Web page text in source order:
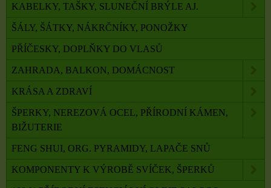
KABELKY, TAŠKY, SLUNEČNÍ BRÝLE AJ.
ŠÁLY, ŠÁTKY, NÁKRČNÍKY, PONOŽKY
PŘÍČESKY, DOPLŇKY DO VLASŮ
ZAHRADA, BALKON, DOMÁCNOST
KRÁSA A ZDRAVÍ
ŠPERKY, NEREZOVÁ OCEL, PŘÍRODNÍ KÁMEN,
BIŽUTERIE
FENG SHUI, ORG. PYRAMIDY, LAPAČE SNŮ
KOMPONENTY K VÝROBĚ SVÍČEK, ŠPERKŮ